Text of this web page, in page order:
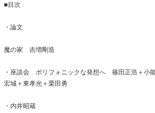
■目次
・論文
魔の家 吉増剛造
・座談会 ポリフォニックな発想へ 篠田正浩＋小
宏城＋東孝光＋栗田勇
・内井昭蔵